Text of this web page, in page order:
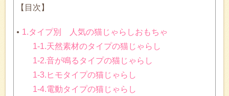
【目次】
1.タイプ別 人気の猫じゃらしおもちゃ
1-1.天然素材のタイプの猫じゃらし
1-2.音が鳴るタイプの猫じゃらし
1-3.ヒモタイプの猫じゃらし
1-4.電動タイプの猫じゃらし